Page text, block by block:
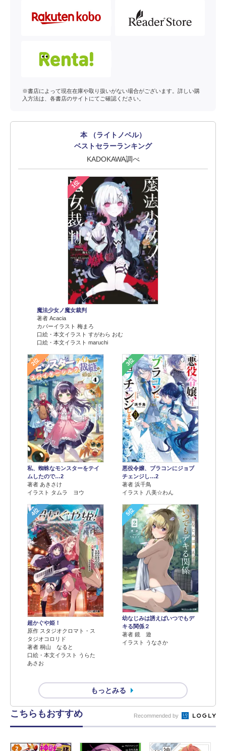
※書店によって現在在庫や取り扱いがない場合がございます。詳しい購
入方法は、各書店のサイトにてご確認ください。
本 （ライトノベル）
ベストセラーランキング
KADOKAWA調べ
1位
魔法少女ノ魔女裁判
著者 Acacia
カバーイラスト 梅まろ
口絵・本文イラスト すがわら おむ
口絵・本文イラスト maruchi
2位
私、蜘蛛なモンスターをテイ
ムしたので…2
著者 あきさけ
イラスト タムラ ヨウ
3位
悪役令嬢、ブラコンにジョブ
チェンジし…2
著者 浜千鳥
イラスト 八美☆わん
4位
超かぐや姫！
原作 スタジオクロマト・ス
タジオコロリド
著者 桐山 なると
口絵・本文イラスト うらた
あさお
5位
幼なじみは誘えばいつでもデ
キる関係２
著者 鏡 遊
イラスト うなさか
もっとみる
こちらもおすすめ Recommended by